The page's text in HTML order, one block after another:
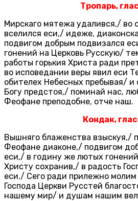
Тропарь,
Мирскаго мятежа удалився,/ во
вселился еси,/ идеже,
подвигом добрым подвизался
гонений на Церковь Русскую/
работы горькия Христа ради
во исповедании веры явил еси
обителех Небесных пребывая/ и
Богу предстоя,/ поминай нас,
Феофане преподобне, отче наш.
Кондак,
Вышняго блаженства взыскуя,/
Феофане диаконе,/ подвигом
еси,/ в годину же лютых
Христу сохранив,/ в радость
еси./ Сего ради прилежно
Господа Церкви Русстей
нашему мир/ и душам нашим